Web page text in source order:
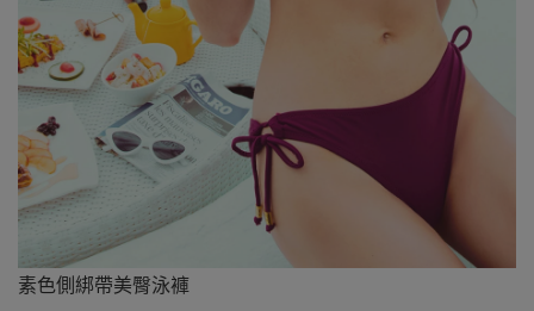
素色側綁帶美臀泳褲